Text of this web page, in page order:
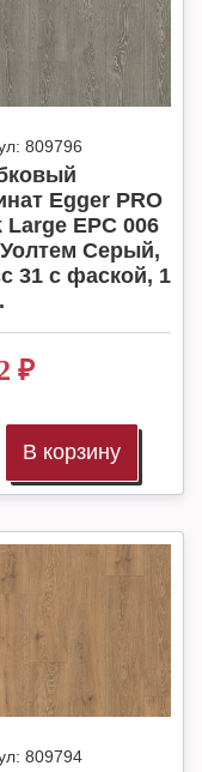
809796
Egger PRO
Large EPC 006
Серый,
31 с фаской, 1
₽
В корзину
809794